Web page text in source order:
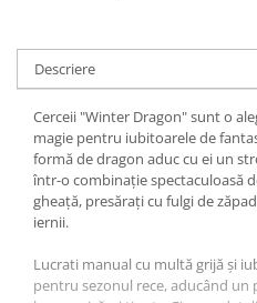
Descriere
Cerceii "Winter Dragon" sunt o
magie pentru iubitoarele de
formă de dragon aduc cu ei un
într-o combinație spectaculoasă
gheață, presărați cu fulgi de
iernii.
Lucrati manual cu multă grijă și
pentru sezonul rece, aducând un